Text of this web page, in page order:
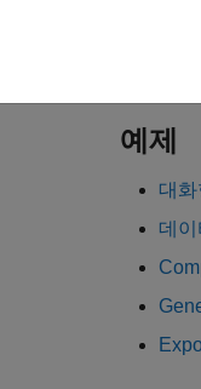
예제
대
데이